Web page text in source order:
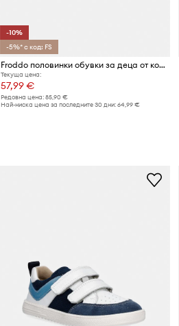
-10%
-5%* с код: FS
Froddo половинки обувки за деца от кожа
Текуща цена:
57,99 €
Редовна цена: 85,90 €
Най-ниска цена за последните 30 дни: 64,99 €